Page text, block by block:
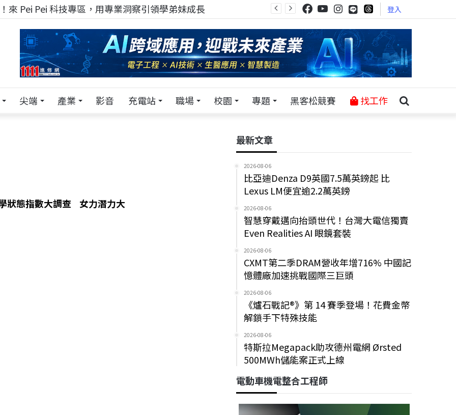
來 Pei Pei 科技專區，用專業洞察引領學弟妹成長 登入
尖端 產業 影音 充電站 職場 校園 專題 黑客松競賽 找工作
狀態指數大調查 女力潛力大
最新文章
2026-08-06
比亞迪Denza D9英國7.5萬英鎊起 比
Lexus LM便宜逾2.2萬英鎊
2026-08-06
智慧穿戴邁向抬頭世代！台灣大電信獨賣
Even Realities AI 眼鏡套裝
2026-08-06
CXMT第二季DRAM營收年增716% 中國記
憶體廠加速挑戰國際三巨頭
2026-08-06
《爐石戰記®》第 14 賽季登場！花費金幣
解鎖手下特殊技能
2026-08-06
特斯拉Megapack助攻德州電網 Ørsted
500MWh儲能案正式上線
電動車機電整合工程師